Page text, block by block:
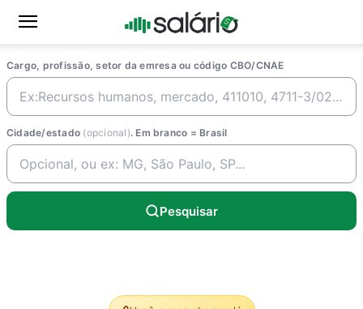
Cargo, profissão, setor da emresa ou código CBO/CNAE
Cidade/estado (opcional). Em branco = Brasil
Pesquisar